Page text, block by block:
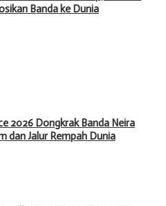
Banda ke Dunia
2026 Dongkrak Banda Neira
dan Jalur Rempah Dunia